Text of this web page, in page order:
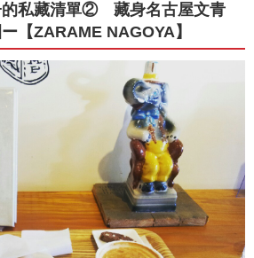
的私藏清單② 藏身名古屋文青
【ZARAME NAGOYA】